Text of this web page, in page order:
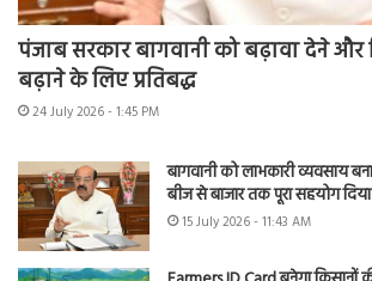
पंजाब सरकार बागवानी को बढ़ावा देने
बढ़ाने के लिए प्रतिबद्ध
24 July 2026 - 1:45 PM
बागवानी को लाभकारी व्यवसाय
बीज से बाजार तक पूरा सहयोग
15 July 2026 - 11:43 AM